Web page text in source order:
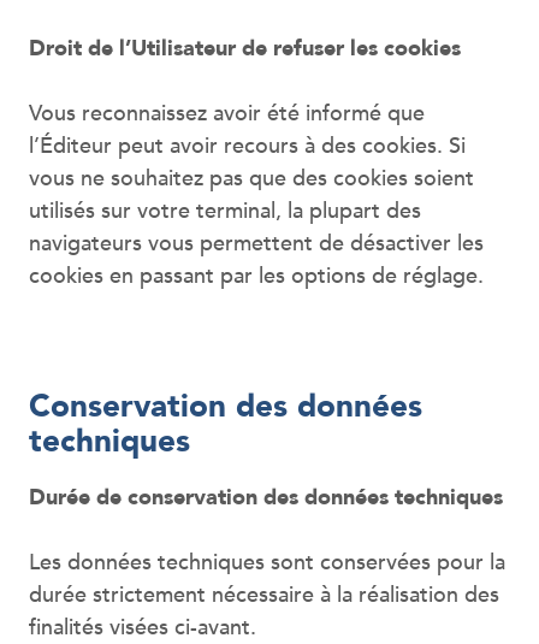
Droit de l’Utilisateur de refuser les cookies
Vous reconnaissez avoir été informé que
l’Éditeur peut avoir recours à des cookies. Si
vous ne souhaitez pas que des cookies soient
utilisés sur votre terminal, la plupart des
navigateurs vous permettent de désactiver les
cookies en passant par les options de réglage.
Conservation des données
techniques
Durée de conservation des données techniques
Les données techniques sont conservées pour la
durée strictement nécessaire à la réalisation des
finalités visées ci-avant.